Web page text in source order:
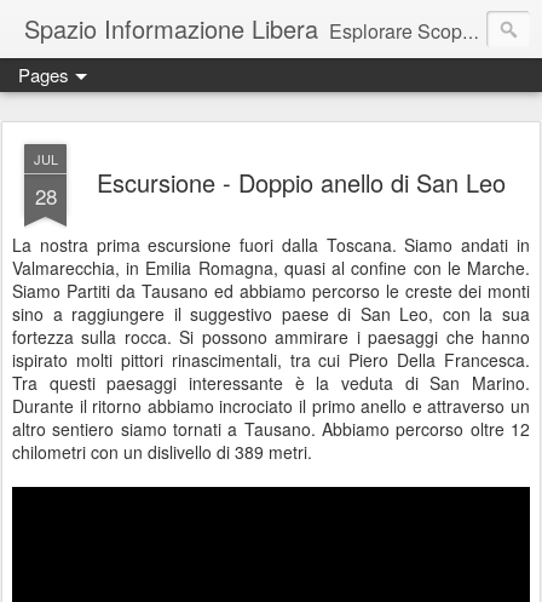
Spazio Informazione Libera Esplorare Scoprire Creare
Escursioni, viaggi, arte, tecnologia, attualità
Pages
JUL
28 Escursione - Doppio anello di San Leo
La nostra prima escursione fuori dalla Toscana. Siamo andati in
Valmarecchia, in Emilia Romagna, quasi al confine con le Marche.
Siamo Partiti da Tausano ed abbiamo percorso le creste dei monti
sino a raggiungere il suggestivo paese di San Leo, con la sua
fortezza sulla rocca. Si possono ammirare i paesaggi che hanno
ispirato molti pittori rinascimentali, tra cui Piero Della Francesca.
Tra questi paesaggi interessante è la veduta di San Marino.
Durante il ritorno abbiamo incrociato il primo anello e attraverso un
altro sentiero siamo tornati a Tausano. Abbiamo percorso oltre 12
chilometri con un dislivello di 389 metri.